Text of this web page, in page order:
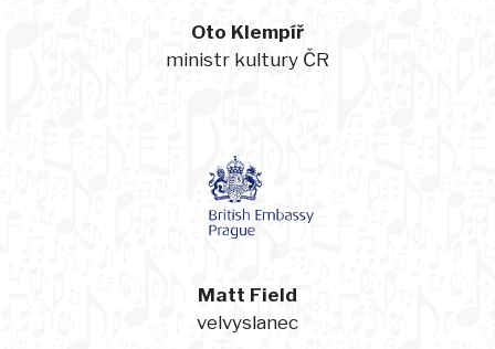
Oto Klempíř
ministr kultury ČR
Matt Field
velvyslanec